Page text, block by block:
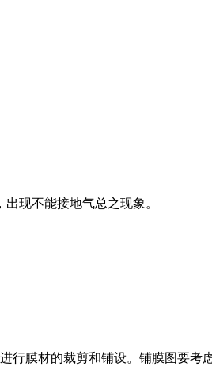
现不能接地气总之现象。
膜材的裁剪和铺设。铺膜图要考